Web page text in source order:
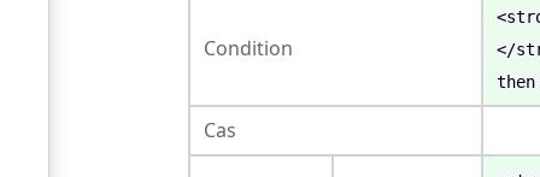
Condition
</
Cas